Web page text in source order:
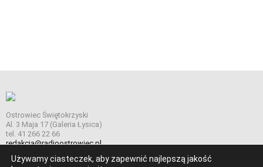
Ostrowiec Świętokrzyski
Al. 3 Maja 17 (Galeria Łysica)
tel. 41 266 22 66
redakcja@radioostrowiec.pl
Używamy ciasteczek, aby zapewnić najlepszą jakość